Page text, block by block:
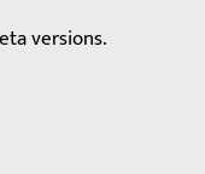
versions.